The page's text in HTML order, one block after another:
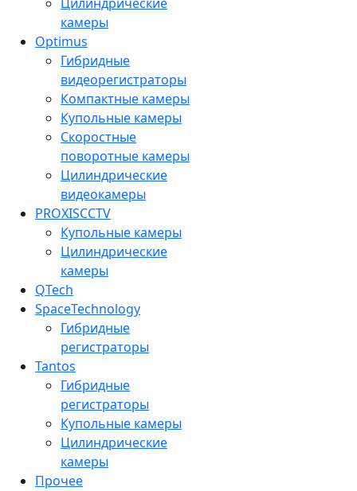
камеры
Optimus
Гибридные
видеорегистраторы
Компактные камеры
Купольные камеры
Скоростные
поворотные камеры
Цилиндрические
видеокамеры
PROXISCCTV
Купольные камеры
Цилиндрические
камеры
QTech
SpaceTechnology
Гибридные
регистраторы
Tantos
Гибридные
регистраторы
Купольные камеры
Цилиндрические
камеры
Прочее